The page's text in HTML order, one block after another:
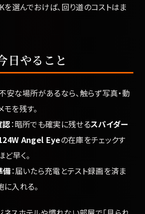
選んでおけば、回り道のコストはま
日やること
安な場所があるなら、触らず写真・動
を残す。
認：暗所でも確実に残せるスパイダー
Angel Eyeの在庫をチェックす
早く。
備：届いたら充電とテスト録画を済ま
入れる。